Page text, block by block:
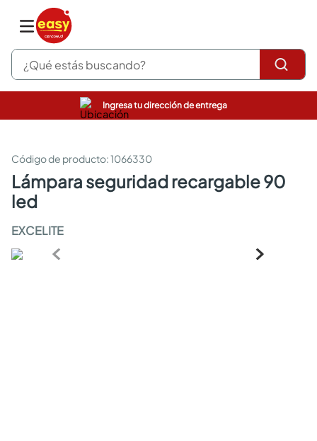
¿Qué estás buscando?
Ingresa tu dirección de entrega
:1066330
lámpara seguridad recargable 90
led
EXCELITE
pinturas
sanitarios
comedor
escritorio
armarios closet
comedores